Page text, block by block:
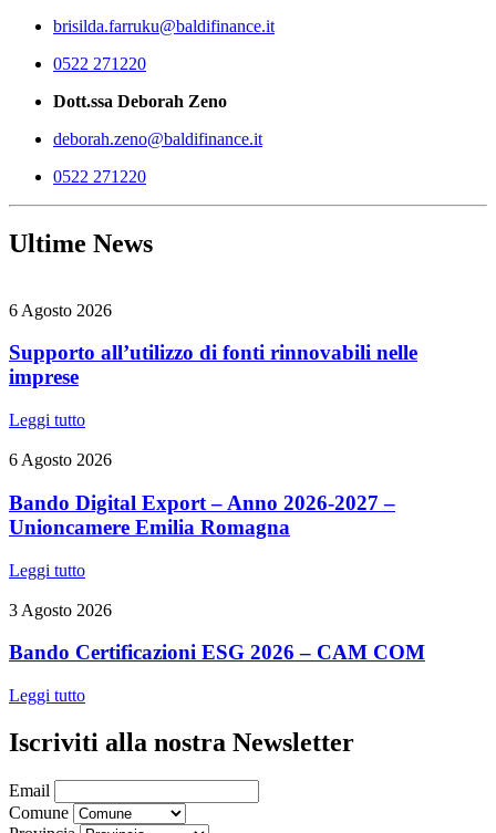
brisilda.farruku@baldifinance.it
0522 271220
Dott.ssa Deborah Zeno
deborah.zeno@baldifinance.it
0522 271220
Ultime News
6 Agosto 2026
Supporto all’utilizzo di fonti rinnovabili nelle
imprese
Leggi tutto
6 Agosto 2026
Bando Digital Export – Anno 2026-2027 –
Unioncamere Emilia Romagna
Leggi tutto
3 Agosto 2026
Bando Certificazioni ESG 2026 – CAM COM
Leggi tutto
Iscriviti alla nostra Newsletter
Email
Comune